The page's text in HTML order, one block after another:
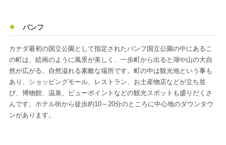
バンフ
カナダ最初の国立公園として指定されたバンフ国立公園の中にあるこ
の町は、絵画のように風景が美しく、一歩町から出ると湖や山の大自
然が広がる、自然溢れる素敵な場所です。町の中は観光地という事も
あり、ショッピングモール、レストラン、お土産物店などが立ち並
び、博物館、温泉、ビューポイントなどの観光スポットも盛りだくさ
んです。ホテル街から徒歩約10～20分のところに中心地のダウンタウ
ンがあります。